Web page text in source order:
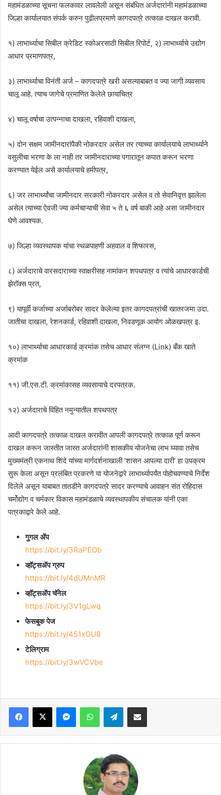
महामंडळाच्या सूचना फलकावर लावलेली असून संबंधित अर्जदारांनी महामंडळाच्या
जिल्हा कार्यालयात संपर्क करुन पुढीलप्रमाणे कागदपत्रे तत्काळ दाखल करावी.
१) लाभार्थ्याचा सिबील क्रेडिट स्कोअरसाठी सिबील रिपोर्ट, २) लाभार्थ्याचे उद्योग
आधार प्रमाणपत्र,
३) लाभार्थ्याचा विनंती अर्ज – कागदपत्रे खरी असल्याबाबत व ज्या जागी व्यवसाय
चालू आहे. त्याच जागेचे प्रमाणित केलेले छायाचित्र
४) चालू वर्षाचा उत्पन्नाचा दाखला, रहिवाशी दाखला,
५) दोन सक्षम जामीनदारांपैकी नोकरदार असेल तर त्याच्या कार्यालयाचे लाभार्थ्याने
वसुलीचा भरणा के ला नाही तर जामीनदाराच्या पगारातून कपात करून भरणा
करण्यात येईल असे कार्यालयाचे हमीपत्र,
६) जर लाभार्थ्यांचा जामीनदार सरकारी नोकरदार असेल व तो सेवानिवृत्त झालेला
असेल त्याच्या ऐवजी ज्या कर्मचाऱ्याची सेवा ५ ते ६ वर्ष बाकी आहे असा जामीनदार
घेणे आवश्यक.
७) जिल्हा व्यवस्थापक यांचा स्थळपाहणी अहवाल व शिफारस,
८) अर्जदाराचे वारसदाराच्या स्वाक्षरीसह नामांकन शपथपत्र व त्यांचे आधारकार्डची
झेरॉक्स प्रत,
९) यापूर्वी कर्जाच्या अर्जाबरोबर सादर केलेल्या इतर कागदपत्रांची खातरजमा उदा.
जातीचा दाखला, रेशनकार्ड, रहिवाशी दाखला, निवडणूक आयोग ओळखपत्र इ.
१०) लाभार्थ्याचा आधारकार्ड क्रमांक तसेच आधार संलग्न (Link) बँक खाते
क्रमांक
११) जी.एस.टी. क्रमांकासह व्यवसायाचे दरपत्रक.
१२) अर्जदाराचे विहित नमुन्यातील शपथपत्र
आदी कागदपत्रे तत्काळ दाखल करावीत आपली कागदपत्रे तत्काळ पूर्ण करून
दाखल करून जास्तीत जास्त अर्जदारांनी शासकीय योजनेचा लाभ घ्यावा तसेच
मुख्यमंत्री एकनाथ शिंदे यांच्या मार्गदर्शनाखाली ‘शासन आपल्या दारी’ हा उपक्रम
सुरू केला असून प्रलंबित प्रकरणे या योजनेद्वारे लाभार्थ्यापर्यंत पोहोचवण्याचे निर्देश
दिलेले असून याबाबत तातडीने कागदपत्रे सादर करण्याचे आवाहन संत रोहिदास
चर्मोद्योग व चर्मकार विकास महामंडळाचे व्यवस्थापकीय संचालक यांनी एका
पत्रकाद्वारे केले आहे.
गुगल ॲप
https://bit.ly/3RaPEOb
व्हॉट्सॲप ग्रुप
https://bit.ly/4dUMnMR
व्हॉट्सॲप चॅनेल
https://bit.ly/3V1gLwq
फेसबुक पेज
https://bit.ly/451xGU8
टेलिग्राम
https://bit.ly/3wVCVbe
Facebook
X MessengerWhatsAppTelegramShare via Email